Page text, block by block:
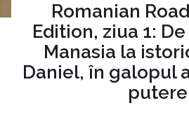
Romanian
Edition, ziua 1:
Manasia la
Daniel, în galopul
putere